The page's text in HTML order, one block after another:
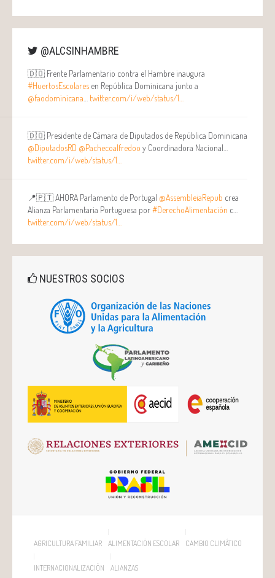
@ALCSINHAMBRE
🇩🇴 Frente Parlamentario contra el Hambre inaugura
#HuertosEscolares en República Dominicana junto a
@faodominicana
twitter.com/i/web/status/1…
🇩🇴 Presidente de Cámara de Diputados de República Dominicana
@DiputadosRD @Pachecoalfredoo y Coordinadora Nacional…
twitter.com/i/web/status/1…
📍🇵🇹 AHORA Parlamento de Portugal @AssembleiaRepub crea
Alianza Parlamentaria Portuguesa por#DerechoAlimentación c…
twitter.com/i/web/status/1…
NUESTROS SOCIOS
AGRICULTURA FAMILIAR ALIMENTACIÓN ESCOLAR CAMBIO CLIMÁTICO
INTERNACIONALIZACIÓN ALIANZAS